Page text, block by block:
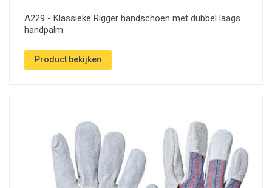
A229 - Klassieke Rigger handschoen met dubbel laags
handpalm
Product bekijken